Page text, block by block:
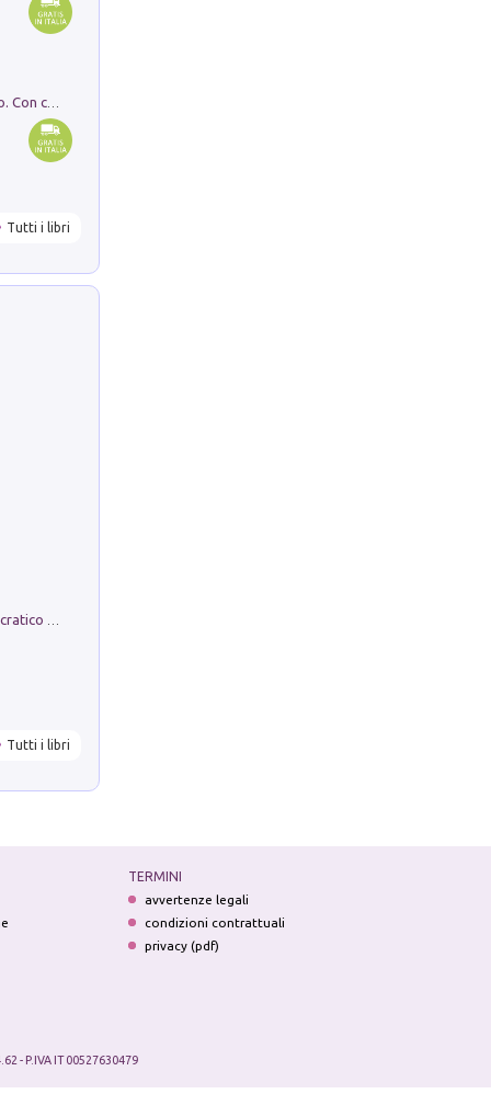
Tutti i libri
Tutti i libri
TERMINI
avvertenze legali
condizioni contrattuali
privacy (pdf)
- P.IVA IT 00527630479